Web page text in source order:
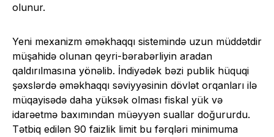
olunur.
Yeni mexanizm əməkhaqqı sistemində uzun müddətdir
müşahidə olunan qeyri-bərabərliyin aradan
qaldırılmasına yönəlib. İndiyədək bəzi publik hüquqi
şəxslərdə əməkhaqqı səviyyəsinin dövlət orqanları ilə
müqayisədə daha yüksək olması fiskal yük və
idarəetmə baxımından müəyyən suallar doğururdu.
Tətbiq edilən 90 faizlik limit bu fərqləri minimuma